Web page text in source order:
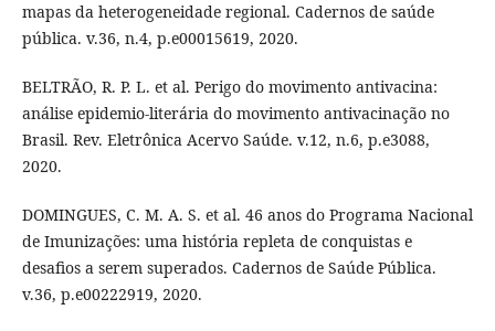
mapas da heterogeneidade regional. Cadernos de saúde
pública. v.36, n.4, p.e00015619, 2020.
BELTRÃO, R. P. L. et al. Perigo do movimento antivacina:
análise epidemio-literária do movimento antivacinação no
Brasil. Rev. Eletrônica Acervo Saúde. v.12, n.6, p.e3088,
2020.
DOMINGUES, C. M. A. S. et al. 46 anos do Programa Nacional
de Imunizações: uma história repleta de conquistas e
desafios a serem superados. Cadernos de Saúde Pública.
v.36, p.e00222919, 2020.